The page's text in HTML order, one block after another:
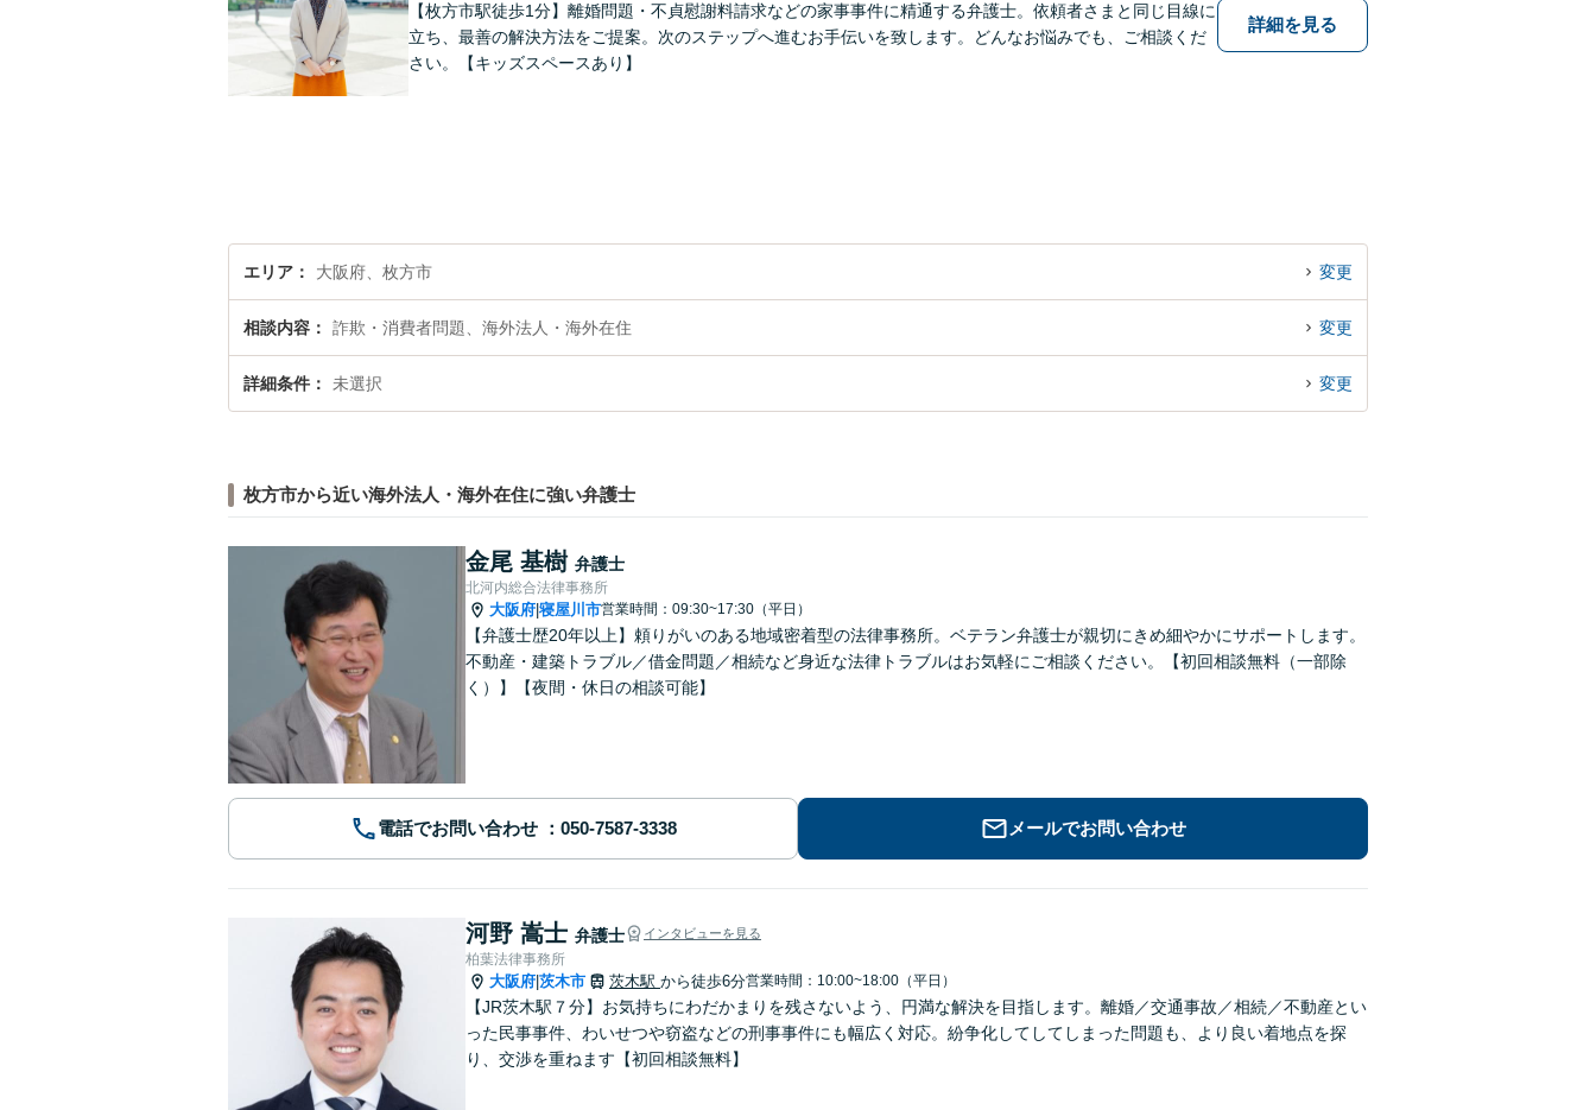
【枚方市駅徒歩1分】離婚問題・不貞慰謝料請求などの家事事件に精通する弁護士。依頼者さまと同じ目線に
立ち、最善の解決方法をご提案。次のステップへ進むお手伝いを致します。どんなお悩みでも、ご相談くだ
さい。【キッズスペースあり】
詳細を見る
エリア 大阪府、枚方市 変更
相談内容 詐欺・消費者問題、海外法人・海外在住 変更
詳細条件 未選択 変更
枚方市から近い海外法人・海外在住に強い弁護士
金尾 基樹 弁護士
北河内総合法律事務所
大阪府 寝屋川市営業時間：09:30~17:30（平日）
【弁護士歴20年以上】頼りがいのある地域密着型の法律事務所。ベテラン弁護士が親切にきめ細やかにサポートします。
不動産・建築トラブル／借金問題／相続など身近な法律トラブルはお気軽にご相談ください。【初回相談無料（一部除
く）】【夜間・休日の相談可能】
電話でお問い合わせ メールでお問い合わせ
河野 嵩士 弁護士 インタビューを見る
柏葉法律事務所
大阪府 茨木市 茨木駅 から徒歩6分営業時間：10:00~18:00（平日）
【JR茨木駅７分】お気持ちにわだかまりを残さないよう、円満な解決を目指します。離婚／交通事故／相続／不動産とい
った民事事件、わいせつや窃盗などの刑事事件にも幅広く対応。紛争化してしてしまった問題も、より良い着地点を探
り、交渉を重ねます【初回相談無料】